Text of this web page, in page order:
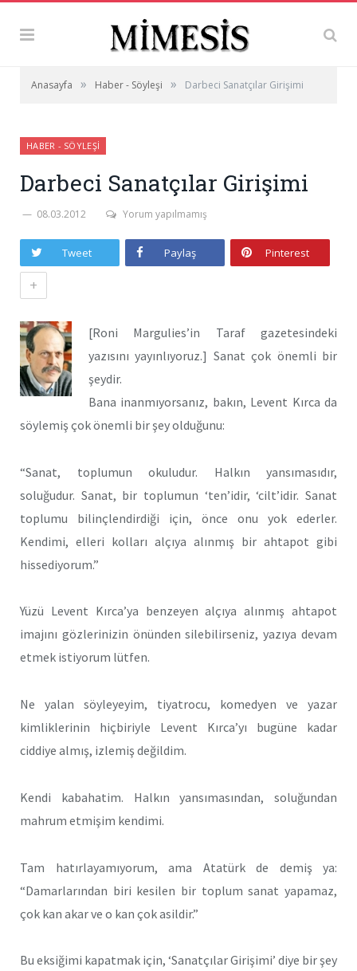
Anasayfa » Haber - Söyleşi » Darbeci Sanatçılar Girişimi
HABER - SÖYLEŞI
Darbeci Sanatçılar Girişimi
08.03.2012 Yorum yapılmamış
Tweet Paylaş Pinterest
+
[Roni Margulies’in Taraf gazetesindeki
yazısını yayınlıyoruz.] Sanat çok önemli bir
şeydir.
Bana inanmıyorsanız, bakın, Levent Kırca da
söylemiş çok önemli bir şey olduğunu:
“Sanat, toplumun okuludur. Halkın yansımasıdır,
soluğudur. Sanat, bir toplumun ‘ten’idir, ‘cilt’idir. Sanat
toplumu bilinçlendirdiği için, önce onu yok ederler.
Kendimi, elleri kolları alçıya alınmış bir ahtapot gibi
hissediyorum.”
Yüzü Levent Kırca’ya benzeyen alçıya alınmış ahtapot
imajını gözlerinizin önünden silebilirseniz, yazıya devam
etmek istiyorum lütfen.
Ne yalan söyleyeyim, tiyatrocu, komedyen ve yazar
kimliklerinin hiçbiriyle Levent Kırca’yı bugüne kadar
ciddiye almış, izlemiş değildim.
Kendi kabahatim. Halkın yansımasından, soluğundan
mahrum etmişim kendimi.
Tam hatırlayamıyorum, ama Atatürk de demiş ya:
“Damarlarından biri kesilen bir toplum sanat yapamaz,
çok kan akar ve o kan çok asildir.”
Bu eksiğimi kapatmak için, ‘Sanatçılar Girişimi’ diye bir şey